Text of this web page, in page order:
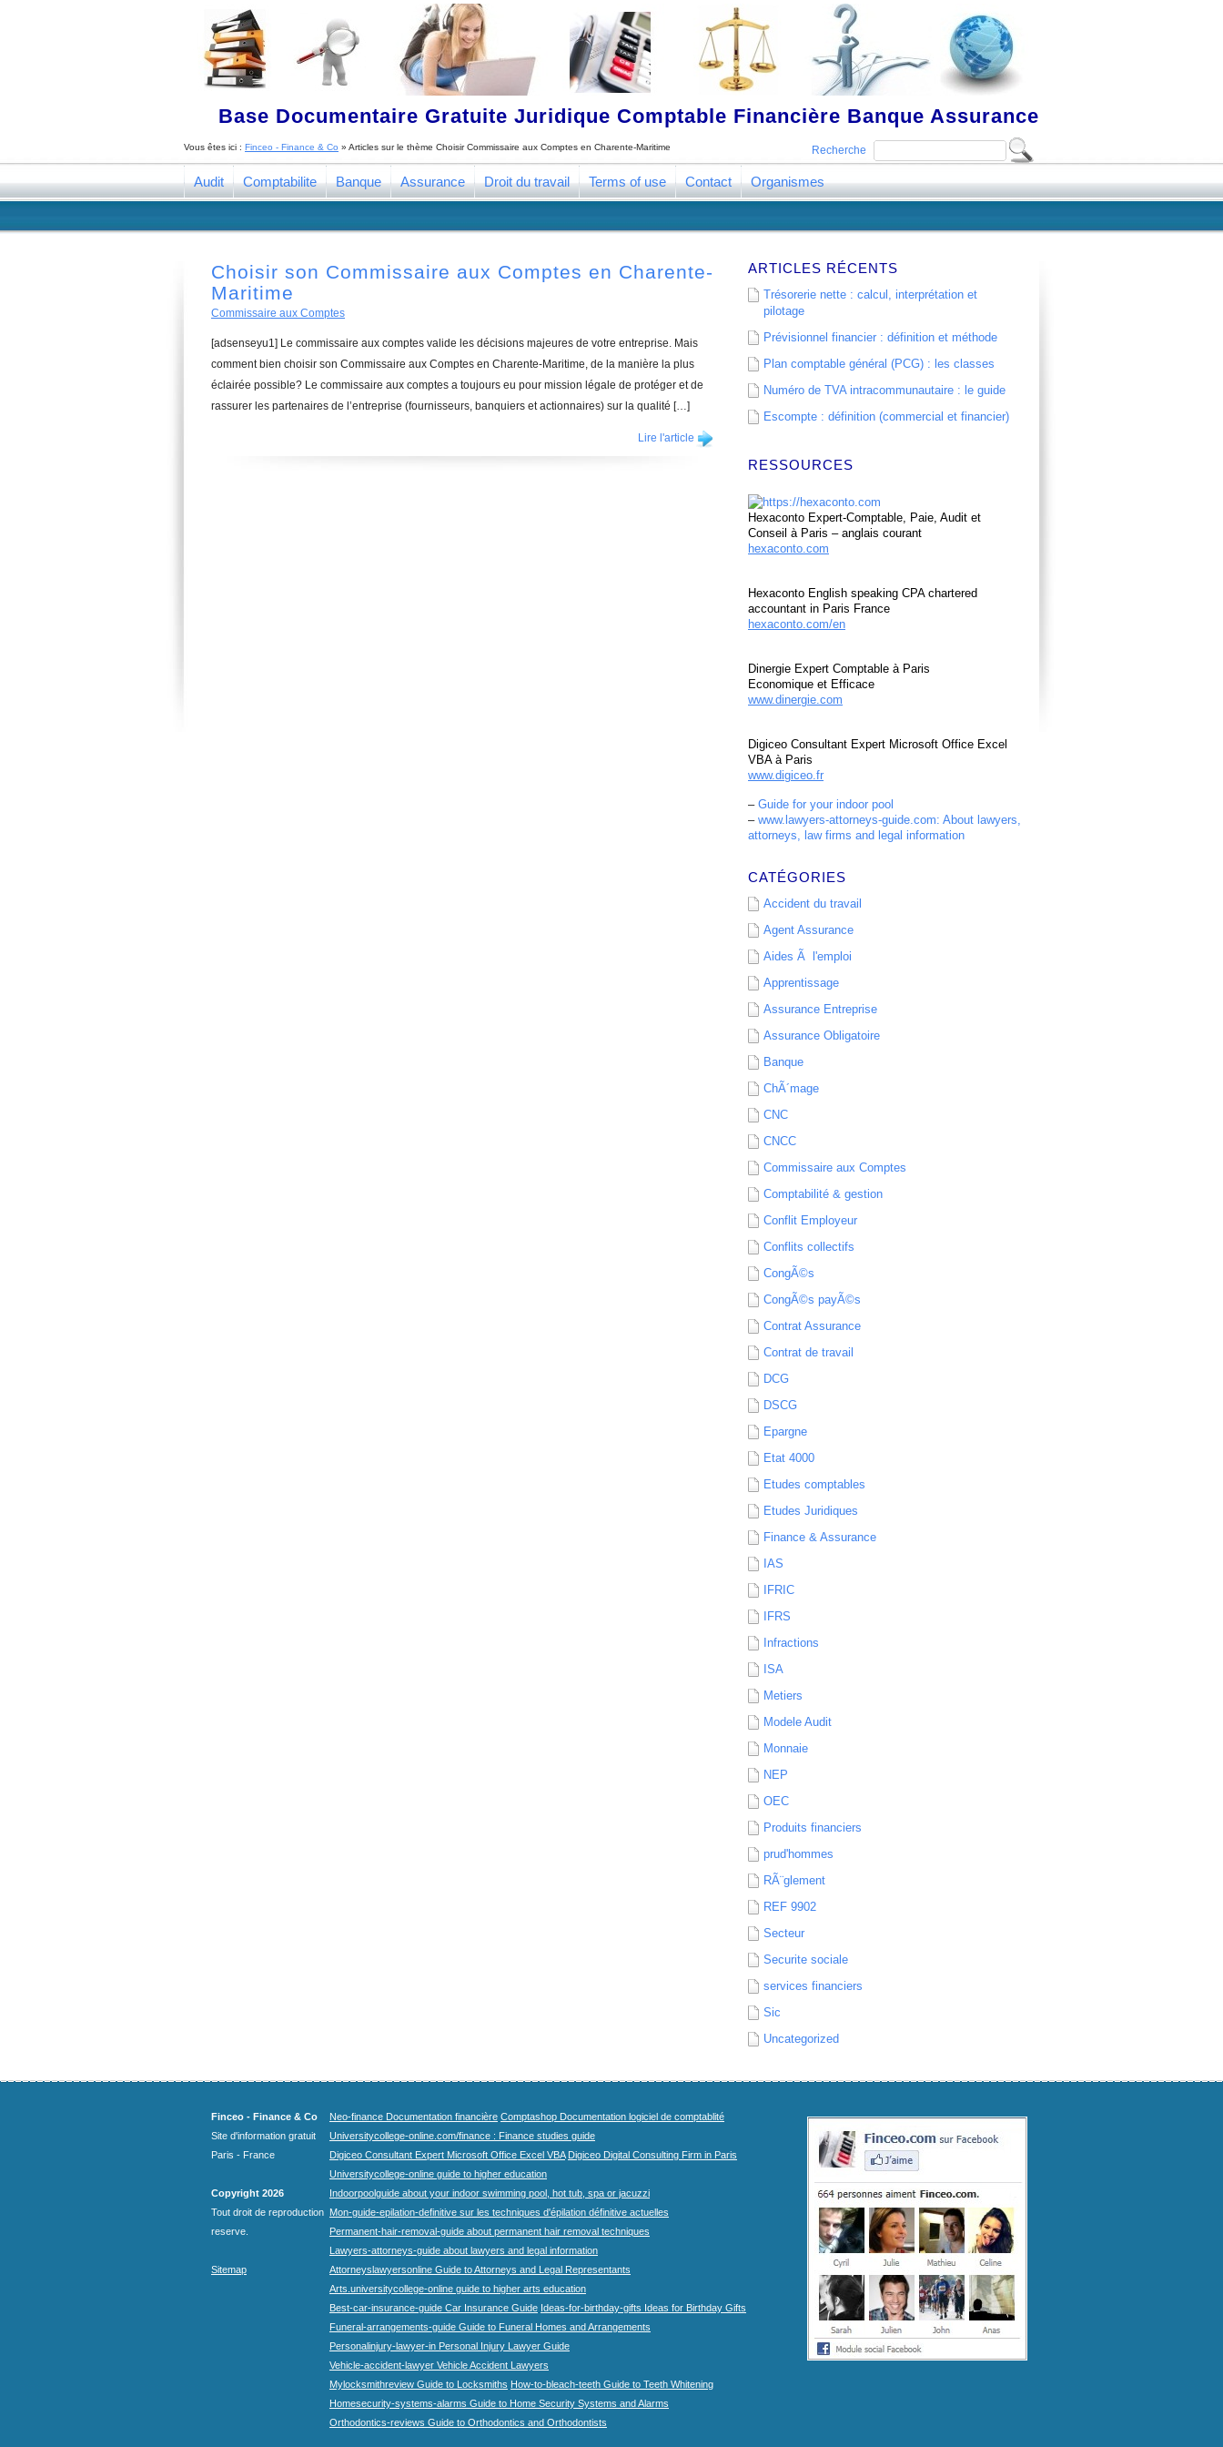
Base Documentaire Gratuite Juridique Comptable Financière Banque Assurance
Recherche
Vous êtes ici : Finceo - Finance & Co » Articles sur le thème Choisir Commissaire aux Comptes en Charente-Maritime
Audit Comptabilite Banque Assurance Droit du travail Terms of use Contact Organismes
Choisir son Commissaire aux Comptes en Charente-
Maritime
Commissaire aux Comptes
[adsenseyu1] Le commissaire aux comptes valide les décisions majeures de votre entreprise. Mais
comment bien choisir son Commissaire aux Comptes en Charente-Maritime, de la manière la plus
éclairée possible? Le commissaire aux comptes a toujours eu pour mission légale de protéger et de
rassurer les partenaires de l’entreprise (fournisseurs, banquiers et actionnaires) sur la qualité […]
Lire l'article
ARTICLES RÉCENTS
Trésorerie nette : calcul, interprétation et
pilotage
Prévisionnel financier : définition et méthode
Plan comptable général (PCG) : les classes
Numéro de TVA intracommunautaire : le guide
Escompte : définition (commercial et financier)
RESSOURCES
Hexaconto Expert-Comptable, Paie, Audit et
Conseil à Paris – anglais courant
hexaconto.com
Hexaconto English speaking CPA chartered
accountant in Paris France
hexaconto.com/en
Dinergie Expert Comptable à Paris
Economique et Efficace
www.dinergie.com
Digiceo Consultant Expert Microsoft Office Excel
VBA à Paris
www.digiceo.fr
– Guide for your indoor pool
– www.lawyers-attorneys-guide.com: About lawyers,
attorneys, law firms and legal information
CATÉGORIES
Accident du travail
Agent Assurance
Aides Ã l'emploi
Apprentissage
Assurance Entreprise
Assurance Obligatoire
Banque
ChÃ´mage
CNC
CNCC
Commissaire aux Comptes
Comptabilité & gestion
Conflit Employeur
Conflits collectifs
CongÃ©s
CongÃ©s payÃ©s
Contrat Assurance
Contrat de travail
DCG
DSCG
Epargne
Etat 4000
Etudes comptables
Etudes Juridiques
Finance & Assurance
IAS
IFRIC
IFRS
Infractions
ISA
Metiers
Modele Audit
Monnaie
NEP
OEC
Produits financiers
prud'hommes
RÃ¨glement
REF 9902
Secteur
Securite sociale
services financiers
Sic
Uncategorized
Finceo - Finance & Co
Site d'information gratuit
Paris - France
Copyright 2026
Tout droit de reproduction
reserve.
Sitemap
Neo-finance Documentation financière Comptashop Documentation logiciel de comptablité
Universitycollege-online.com/finance : Finance studies guide
Digiceo Consultant Expert Microsoft Office Excel VBA Digiceo Digital Consulting Firm in Paris
Universitycollege-online guide to higher education
Indoorpoolguide about your indoor swimming pool, hot tub, spa or jacuzzi
Mon-guide-epilation-definitive sur les techniques d'épilation définitive actuelles
Permanent-hair-removal-guide about permanent hair removal techniques
Lawyers-attorneys-guide about lawyers and legal information
Attorneyslawyersonline Guide to Attorneys and Legal Representants
Arts.universitycollege-online guide to higher arts education
Best-car-insurance-guide Car Insurance Guide Ideas-for-birthday-gifts Ideas for Birthday Gifts
Funeral-arrangements-guide Guide to Funeral Homes and Arrangements
Personalinjury-lawyer-in Personal Injury Lawyer Guide
Vehicle-accident-lawyer Vehicle Accident Lawyers
Mylocksmithreview Guide to Locksmiths How-to-bleach-teeth Guide to Teeth Whitening
Homesecurity-systems-alarms Guide to Home Security Systems and Alarms
Orthodontics-reviews Guide to Orthodontics and Orthodontists